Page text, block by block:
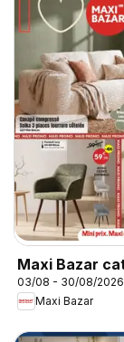
Maxi Bazar
03/08 - 30/08/2026
Maxi Bazar